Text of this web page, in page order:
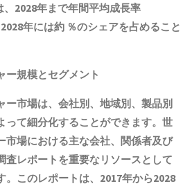
2028年まで年間平均成長率
2028年には約 ％のシェアを占めること
ー規模とセグメント
ー市場は、会社別、地域別、製品別
って細分化することができます。世
市場における主な会社、関係者及び
査レポートを重要なリソースとして
。このレポートは、2017年から2028